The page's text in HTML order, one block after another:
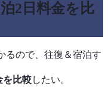
2日料金を比
るので、往復＆宿泊す
を比較したい。